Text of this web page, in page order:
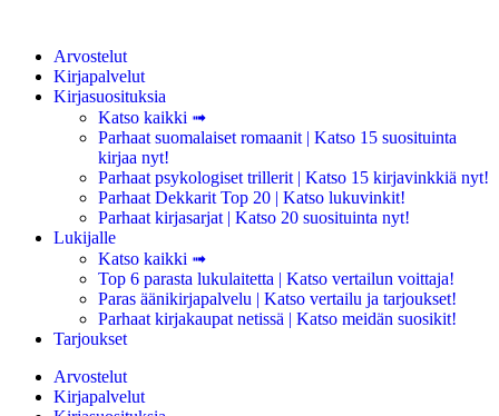
Arvostelut
Kirjapalvelut
Kirjasuosituksia
Katso kaikki ➟
Parhaat suomalaiset romaanit | Katso 15 suosituinta
kirjaa nyt!
Parhaat psykologiset trillerit | Katso 15 kirjavinkkiä nyt!
Parhaat Dekkarit Top 20 | Katso lukuvinkit!
Parhaat kirjasarjat | Katso 20 suosituinta nyt!
Lukijalle
Katso kaikki ➟
Top 6 parasta lukulaitetta | Katso vertailun voittaja!
Paras äänikirjapalvelu | Katso vertailu ja tarjoukset!
Parhaat kirjakaupat netissä | Katso meidän suosikit!
Tarjoukset
Arvostelut
Kirjapalvelut